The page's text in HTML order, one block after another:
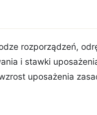
rozporządzeń,
i stawki
uposażenia